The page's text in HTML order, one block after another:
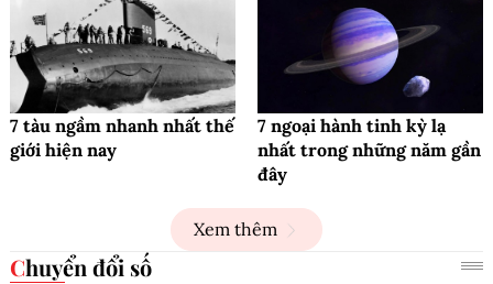
7 tàu ngầm nhanh nhất thế
giới hiện nay
7 ngoại hành tinh kỳ lạ
nhất trong những năm gần
đây
Xem thêm
Chuyển đổi số